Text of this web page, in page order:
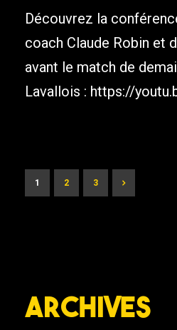
Découvrez la
coach Claude Robin et
avant le match de
Lavallois : https://
1 2 3
Archives